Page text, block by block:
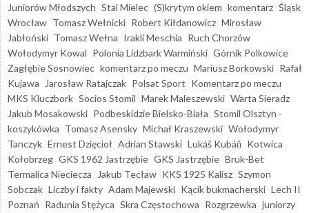
Juniorów Młodszych Stal Mielec (S)krytym okiem komentarz Śląsk
Wrocław Tomasz Wełnicki Robert Kiłdanowicz Mirosław
Jabłoński Tomasz Wełna Irakli Meschia Ruch Chorzów
Wołodymyr Kowal Polonia Lidzbark Warmiński Górnik Polkowice
Zagłębie Sosnowiec komentarz po meczu Mariusz Borkowski Rafał
Kujawa
Jarosław Ratajczak Polsat Sport Komentarz po meczu
MKS Kluczbork Socios Stomil Marek Maleszewski Warta Sieradz
Jakub Mosakowski Podbeskidzie Bielsko-Biała Stomil Olsztyn -
koszykówka Tomasz Asensky Michał Kraszewski Wołodymyr
Tanczyk Ernest Dzięcioł Adrian Stawski Lukáš Kubáň Kotwica
Kołobrzeg GKS 1962 Jastrzębie GKS Jastrzębie Bruk-Bet
Termalica Nieciecza
Jakub Tecław KKS 1925 Kalisz Szymon
Sobczak Liczby i fakty Adam Majewski Kącik bukmacherski Lech II
Poznań Radunia Stężyca Skra Częstochowa Rozgrzewka juniorzy